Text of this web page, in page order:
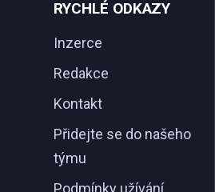
RYCHLÉ ODKAZY
Inzerce
Redakce
Kontakt
Přidejte se do našeho
týmu
Podmínky užívání